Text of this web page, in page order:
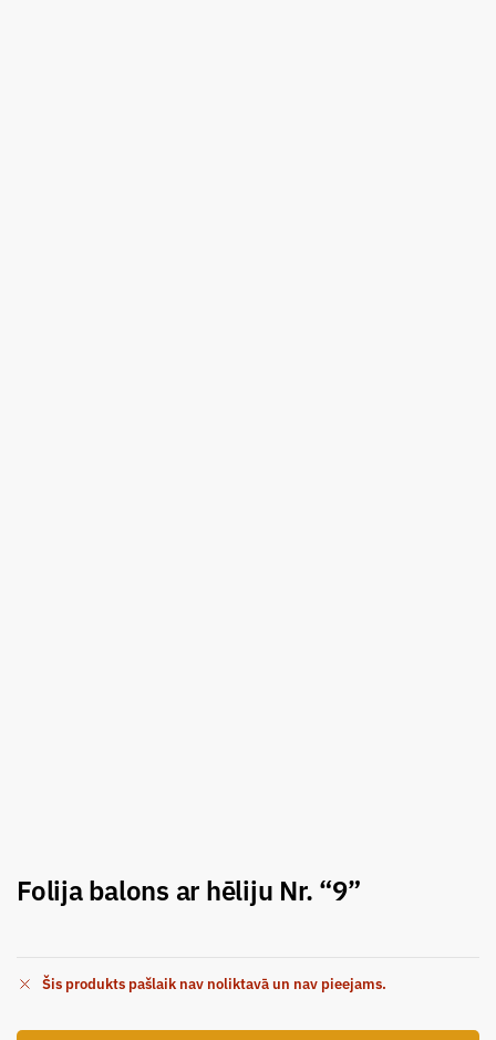
Folija balons ar hēliju Nr. “9”
Šis produkts pašlaik nav noliktavā un nav pieejams.